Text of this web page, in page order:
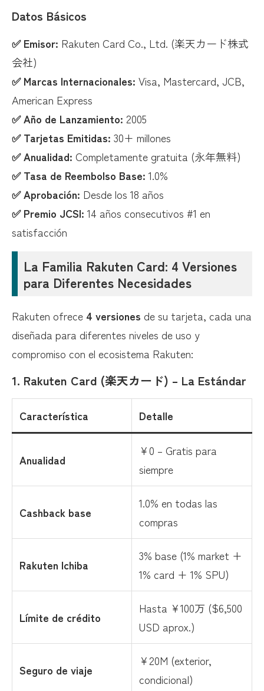
Consejos de Seguridad
Conclusión: ¿Deberías Obtener Rakuten Card?
Datos Básicos
✅ Emisor: Rakuten Card Co., Ltd. (楽天カード株式
会社)
✅ Marcas Internacionales: Visa, Mastercard, JCB,
American Express
✅ Año de Lanzamiento: 2005
✅ Tarjetas Emitidas: 30+ millones
✅ Anualidad: Completamente gratuita (永年無料)
✅ Tasa de Reembolso Base: 1.0%
✅ Aprobación: Desde los 18 años
✅ Premio JCSI: 14 años consecutivos #1 en
satisfacción
La Familia Rakuten Card: 4 Versiones
para Diferentes Necesidades
Rakuten ofrece 4 versiones de su tarjeta, cada una
diseñada para diferentes niveles de uso y
compromiso con el ecosistema Rakuten:
1. Rakuten Card (楽天カード) – La Estándar
Característica Detalle
Anualidad
¥0 – Gratis para
siempre
Cashback base
1.0% en todas las
compras
Rakuten Ichiba
3% base (1% market +
1% card + 1% SPU)
Límite de crédito
Hasta ¥100万 ($6,500
USD aprox.)
Seguro de viaje
¥20M (exterior,
condicional)